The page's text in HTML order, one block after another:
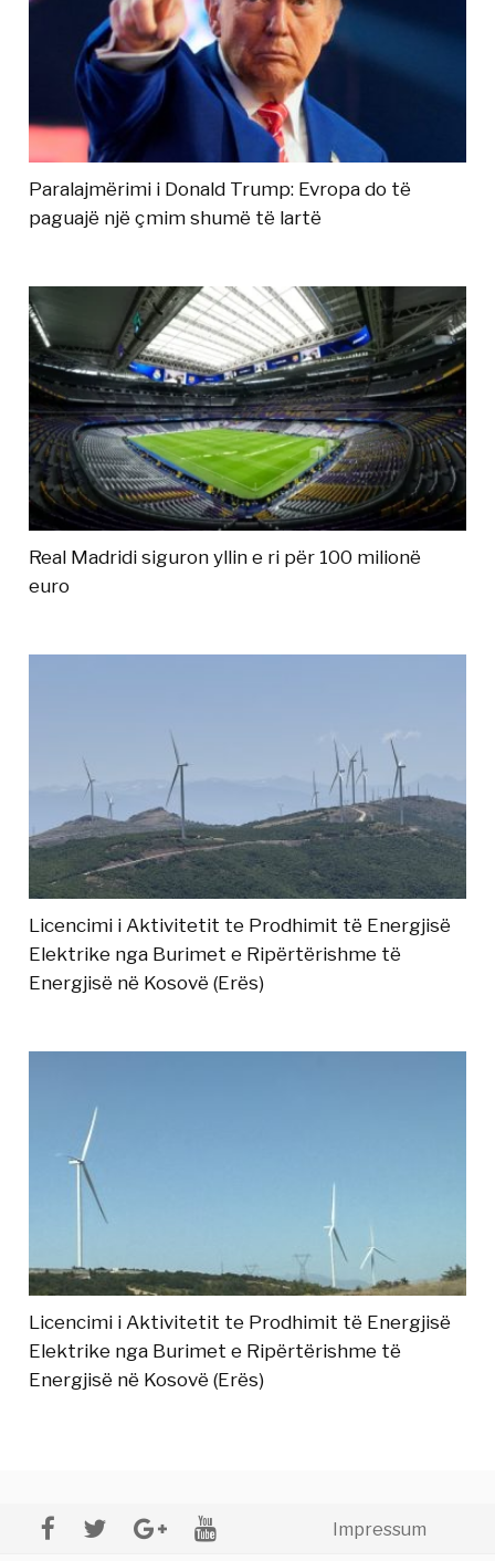
Paralajmërimi i Donald Trump: Evropa do të
paguajë një çmim shumë të lartë
Real Madridi siguron yllin e ri për 100 milionë
euro
Licencimi i Aktivitetit te Prodhimit të Energjisë
Elektrike nga Burimet e Ripërtërishme të
Energjisë në Kosovë (Erës)
Licencimi i Aktivitetit te Prodhimit të Energjisë
Elektrike nga Burimet e Ripërtërishme të
Energjisë në Kosovë (Erës)
Impressum